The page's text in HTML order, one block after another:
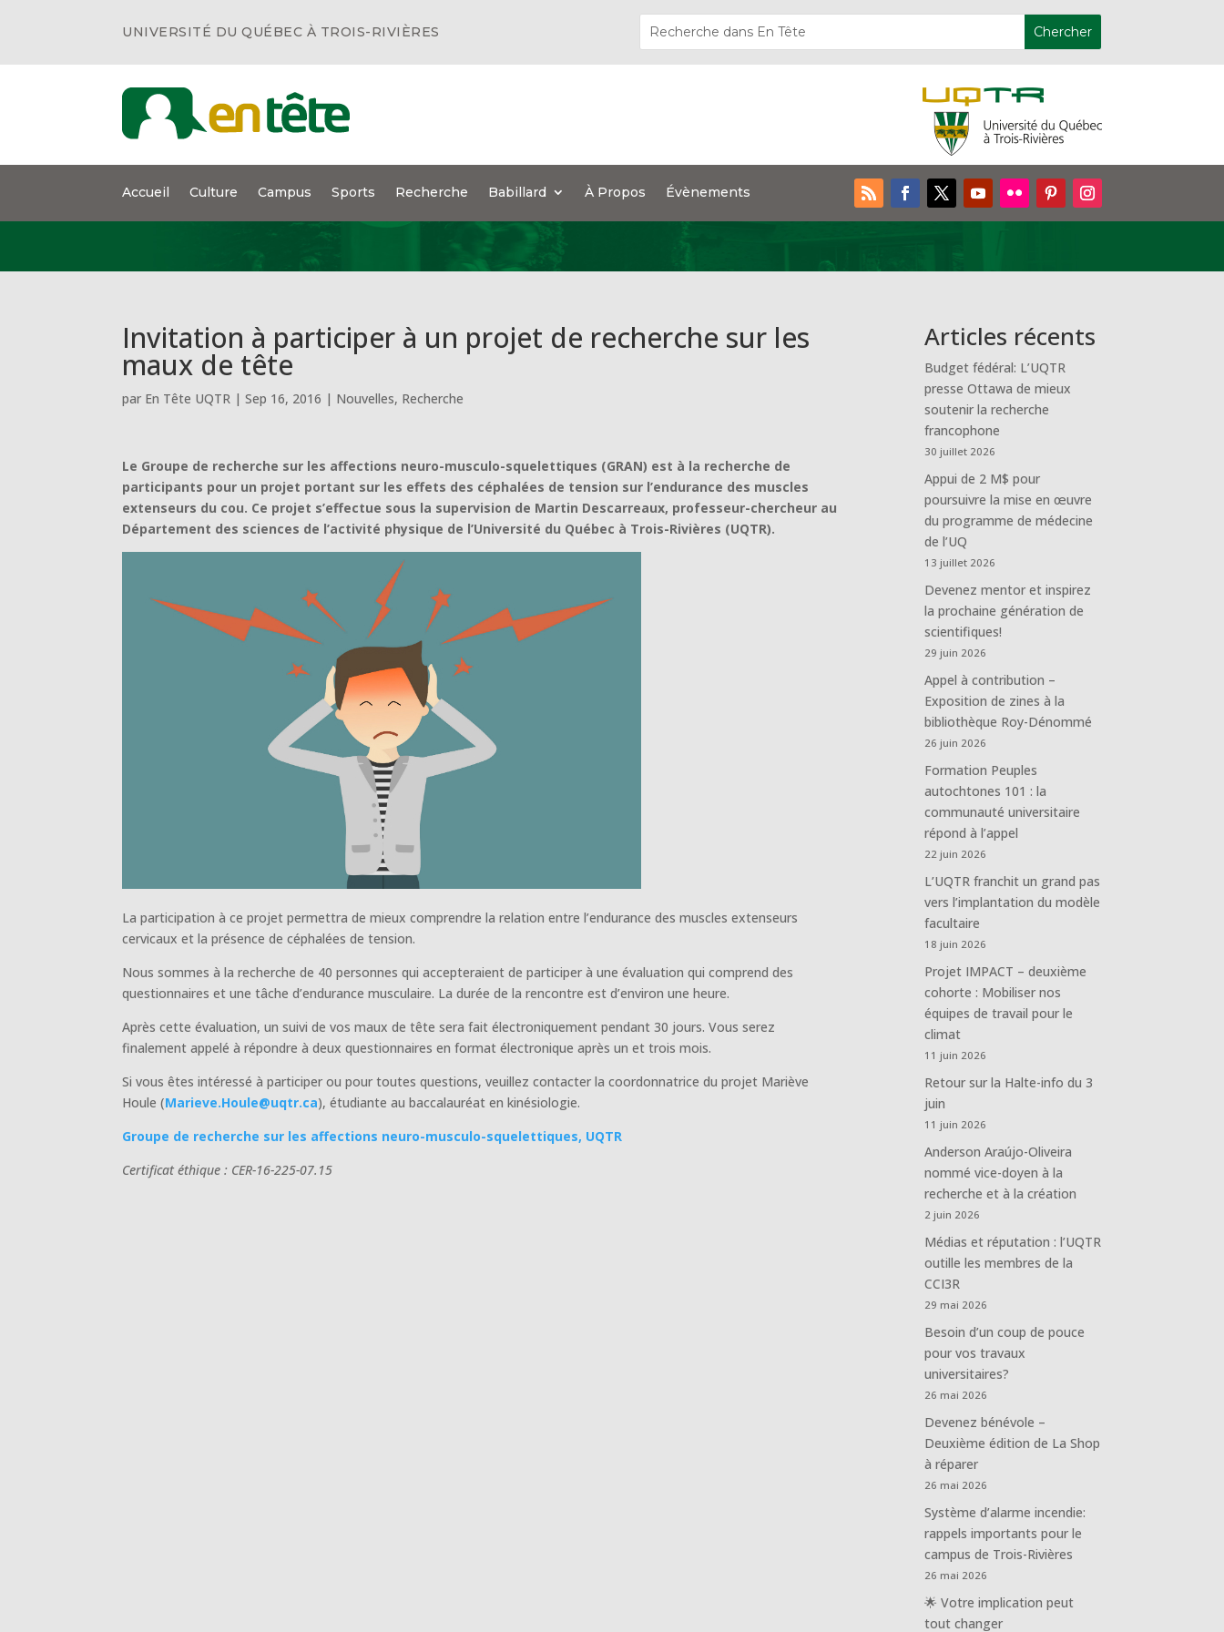
UNIVERSITÉ DU QUÉBEC À TROIS-RIVIÈRES
Accueil Culture Campus Sports Recherche Babillard À Propos Évènements
Invitation à participer à un projet de recherche sur les
maux de tête
par En Tête UQTR |Sep 16, 2016 | Nouvelles, Recherche
Le Groupe de recherche sur les affections neuro-musculo-squelettiques (GRAN) est à la recherche de
participants pour un projet portant sur les effets des céphalées de tension sur l’endurance des muscles
extenseurs du cou. Ce projet s’effectue sous la supervision de Martin Descarreaux, professeur-chercheur au
Département des sciences de l’activité physique de l’Université du Québec à Trois-Rivières (UQTR).
La participation à ce projet permettra de mieux comprendre la relation entre l’endurance des muscles extenseurs
cervicaux et la présence de céphalées de tension.
Nous sommes à la recherche de 40 personnes qui accepteraient de participer à une évaluation qui comprend des
questionnaires et une tâche d’endurance musculaire. La durée de la rencontre est d’environ une heure.
Après cette évaluation, un suivi de vos maux de tête sera fait électroniquement pendant 30 jours. Vous serez
finalement appelé à répondre à deux questionnaires en format électronique après un et trois mois.
Si vous êtes intéressé à participer ou pour toutes questions, veuillez contacter la coordonnatrice du projet Mariève
Houle (Marieve.Houle@uqtr.ca), étudiante au baccalauréat en kinésiologie.
Groupe de recherche sur les affections neuro-musculo-squelettiques, UQTR
Certificat éthique : CER-16-225-07.15
Articles récents
Budget fédéral: L’UQTR
presse Ottawa de mieux
soutenir la recherche
francophone
30 juillet 2026
Appui de 2 M$ pour
poursuivre la mise en œuvre
du programme de médecine
de l’UQ
13 juillet 2026
Devenez mentor et inspirez
la prochaine génération de
scientifiques!
29 juin 2026
Appel à contribution –
Exposition de zines à la
bibliothèque Roy-Dénommé
26 juin 2026
Formation Peuples
autochtones 101 : la
communauté universitaire
répond à l’appel
22 juin 2026
L’UQTR franchit un grand pas
vers l’implantation du modèle
facultaire
18 juin 2026
Projet IMPACT – deuxième
cohorte : Mobiliser nos
équipes de travail pour le
climat
11 juin 2026
Retour sur la Halte-info du 3
juin
11 juin 2026
Anderson Araújo-Oliveira
nommé vice-doyen à la
recherche et à la création
2 juin 2026
Médias et réputation : l’UQTR
outille les membres de la
CCI3R
29 mai 2026
Besoin d’un coup de pouce
pour vos travaux
universitaires?
26 mai 2026
Devenez bénévole –
Deuxième édition de La Shop
à réparer
26 mai 2026
Système d’alarme incendie:
rappels importants pour le
campus de Trois-Rivières
26 mai 2026
🌟 Votre implication peut
tout changer